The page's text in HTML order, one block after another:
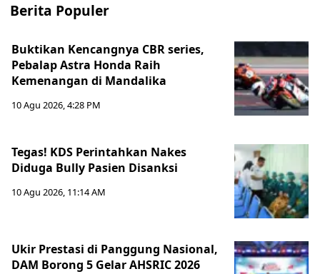
Berita Populer
Buktikan Kencangnya CBR series,
Pebalap Astra Honda Raih
Kemenangan di Mandalika
10 Agu 2026, 4:28 PM
Tegas! KDS Perintahkan Nakes
Diduga Bully Pasien Disanksi
10 Agu 2026, 11:14 AM
Ukir Prestasi di Panggung Nasional,
DAM Borong 5 Gelar AHSRIC 2026